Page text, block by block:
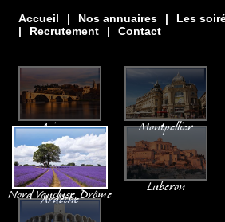
Accueil | Nos annuaires | Les
|
Recrutement | Contact
Avignon Montpellier
Nord Vaucluse, Drôme
Ardèche
Luberon